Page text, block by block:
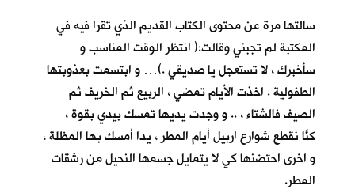
سالتها مرة عن محتوى الكتاب القديم الذي تقرا فيه في
المكتبة لم تجبني وقالت:( انتظر الوقت المناسب و
سأخبرك ، لا تستعجل يا صديقي .)… و ابتسمت بعذوبتها
الطفولية . اخذت الأيام تمضي ، الربيع ثم الخريف ثم
الصيف فالشتاء ، .. و وجدت يديها تمسك بيدي بقوة ،
كنّا نقطع شوارع اربيل أيام المطر ، يداً أمسك بها المظلة ،
و اخرى احتضنها كي لا يتمايل جسمها النحيل من رشقات
المطر.